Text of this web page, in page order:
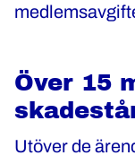
Över 15
Utöver de